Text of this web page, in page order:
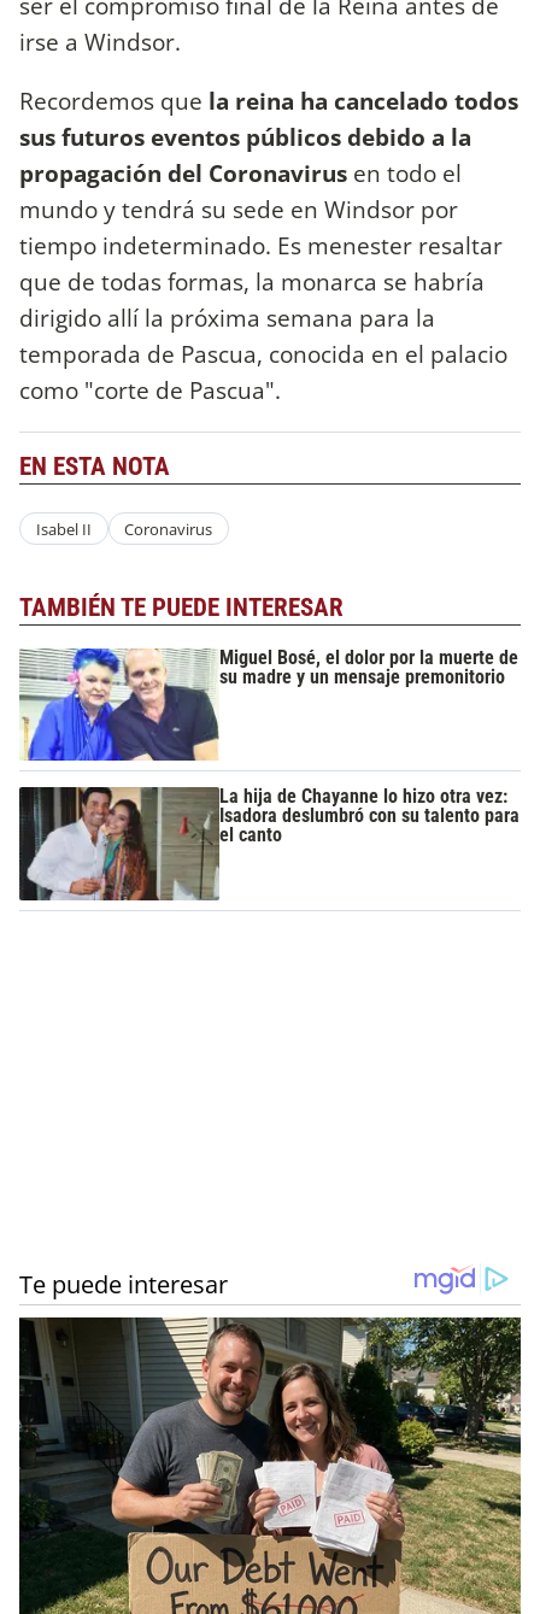
irse a Windsor.
Recordemos que la reina ha cancelado todos
sus futuros eventos públicos debido a la
propagación del Coronavirus en todo el
mundo y tendrá su sede en Windsor por
tiempo indeterminado. Es menester resaltar
que de todas formas, la monarca se habría
dirigido allí la próxima semana para la
temporada de Pascua, conocida en el palacio
como "corte de Pascua".
EN ESTA NOTA
Isabel II Coronavirus
TAMBIÉN TE PUEDE INTERESAR
Miguel Bosé, el dolor por la muerte de
su madre y un mensaje premonitorio
La hija de Chayanne lo hizo otra vez:
Isadora deslumbró con su talento para
el canto